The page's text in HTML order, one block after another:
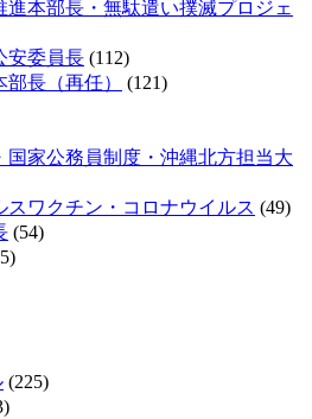
進本部長・無駄遣い撲滅プロジェ
安委員長 (112)
長（再任）
(121)
国家公務員制度・沖縄北方担当大
スワクチン・コロナウイルス (49)
(54)
(225)